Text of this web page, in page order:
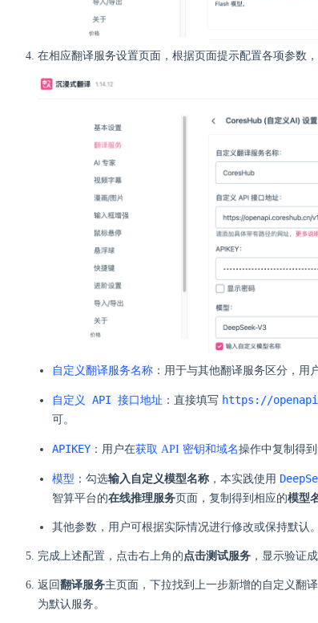
在相应翻译服务设置页面，根据页面提示配置各项参数，
自定义翻译服务名称 ：用于与其他翻译服务区分，用
自定义 API 接口地址 ：直接填写 https://
可。
APIKEY ：用户在获取 API 密钥和域名操作中复制得
模型 ：勾选输入自定义模型名称 ，本实践使用
智算平台的在线推理服务页面，复制得到相应的模型
其他参数，用户可根据实际情况进行修改或保持默认。
完成上述配置，点击右上角的点击测试服务 ，显示验证
返回翻译服务主页面，下拉找到上一步新增的自定义翻译
为默认服务。